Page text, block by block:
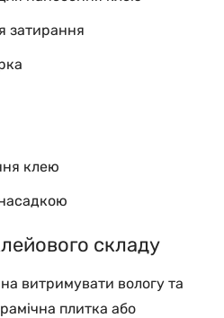
затирання
клею
складу
витримувати вологу та
плитка або